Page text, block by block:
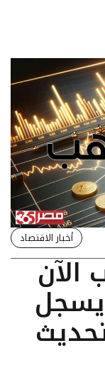
أخبار الاقتصاد
الآن
في مصر: عيار 24 يسجل
تحديث